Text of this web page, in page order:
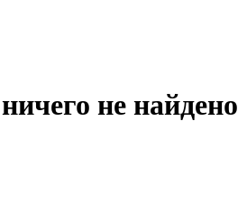
не найдено